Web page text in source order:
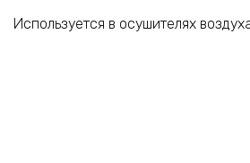
Используется в осушителях